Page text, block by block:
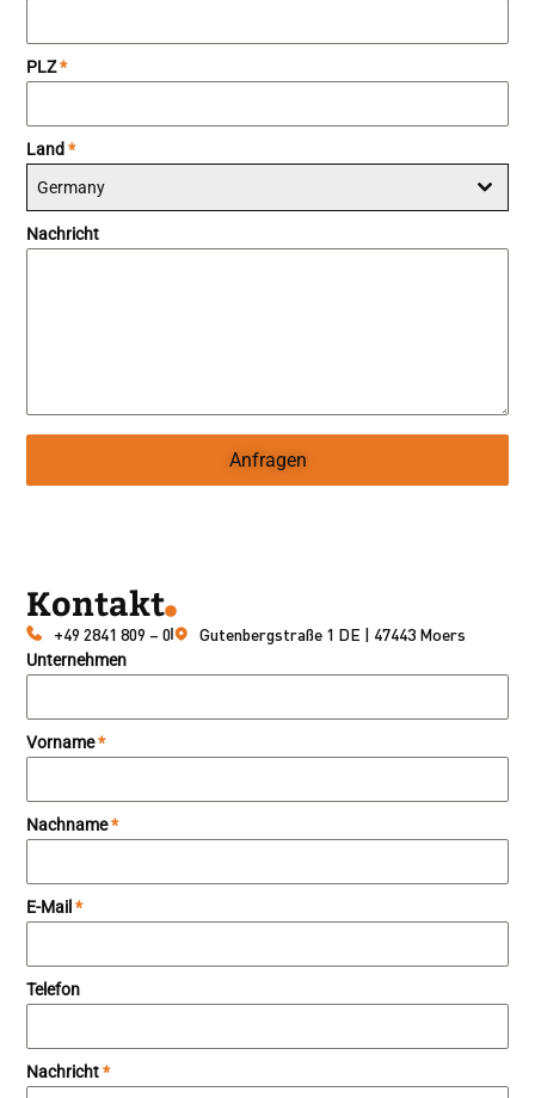
PLZ*
Land*
Germany
Nachricht
Anfragen
Kontakt
+49 2841 809 – 0 Gutenbergstraße 1 DE | 47443 Moers
Unternehmen
Vorname*
Nachname*
E-Mail*
Telefon
Nachricht*